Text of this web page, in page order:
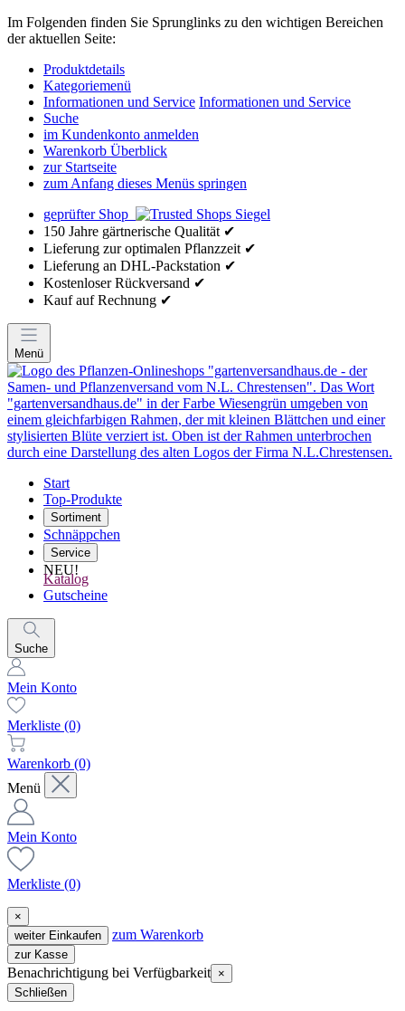
Im Folgenden finden Sie Sprunglinks zu den wichtigen Bereichen
der aktuellen Seite:
Produktdetails
Kategoriemenü
Informationen und Service Informationen und Service
Suche
im Kundenkonto anmelden
Warenkorb Überblick
zur Startseite
zum Anfang dieses Menüs springen
geprüfter Shop
150 Jahre gärtnerische Qualität ✔
Lieferung zur optimalen Pflanzzeit ✔
Lieferung an DHL-Packstation ✔
Kostenloser Rückversand ✔
Kauf auf Rechnung ✔
Menü
Start
Top-Produkte
Sortiment
Schnäppchen
Service
NEU!
Katalog
Gutscheine
Suche
Mein Konto
Merkliste (0)
Warenkorb (0)
Menü
Mein Konto
Merkliste (0)
×
weiter Einkaufen
zum Warenkorb
zur Kasse
Benachrichtigung bei Verfügbarkeit ×
Schließen